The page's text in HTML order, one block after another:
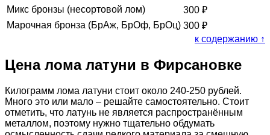
Микс бронзы (несортовой лом)
300 ₽
Марочная бронза (БрАж, БрОф, БрОц) 300 ₽
к содержанию ↑
Цена лома латуни в Фирсановке
Килограмм лома латуни стоит около 240-250 рублей.
Много это или мало – решайте самостоятельно. Стоит
отметить, что латунь не является распространённым
металлом, поэтому нужно тщательно обдумать